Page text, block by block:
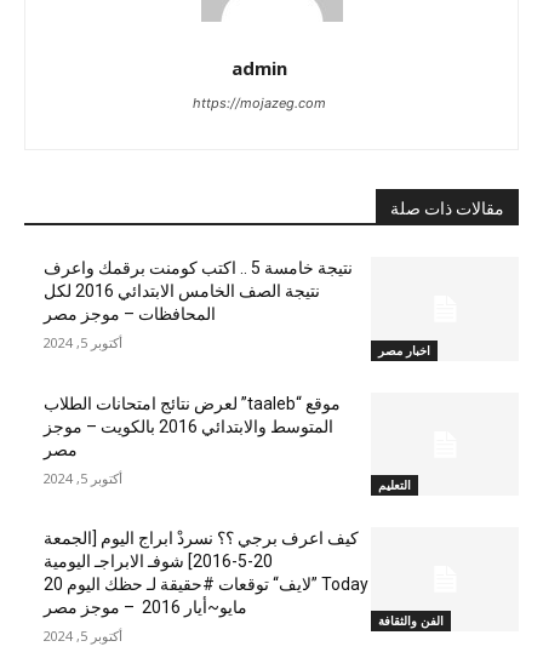
admin
https://mojazeg.com
مقالات ذات صلة
اخبار مصر
نتيجة خامسة 5 .. اكتب كومنت برقمك واعرف
نتيجة الصف الخامس الابتدائي 2016 لكل
المحافظات – موجز مصر
أكتوبر 5, 2024
التعليم
موقع “taaleb” لعرض نتائج امتحانات الطلاب
المتوسط والابتدائي 2016 بالكويت – موجز
مصر
أكتوبر 5, 2024
الفن والثقافة
كيف اعرف برجي ؟؟ نسردْ ابراج اليوم [الجمعة
20-5-2016] شوفـ الابراجـ اليومية
Today ”لايف“ توقعات #حقيقة لـ حظك اليوم 20
مايو~أيار 2016 – موجز مصر
أكتوبر 5, 2024